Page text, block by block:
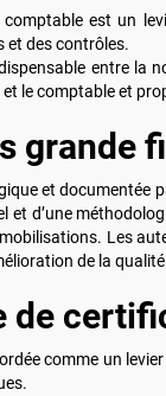
est un
et des contrôles.
entre la
le comptable et
grande
et documentée
et d’une
Les
de la
de
comme un